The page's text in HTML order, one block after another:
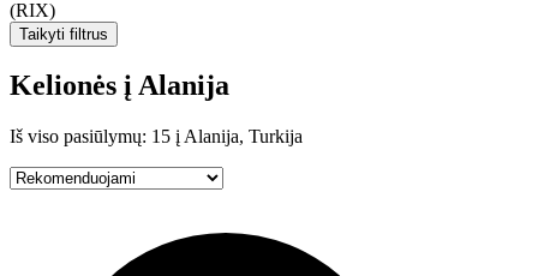
(RIX)
Taikyti filtrus
Kelionės į Alanija
Iš viso pasiūlymų: 15 į Alanija, Turkija